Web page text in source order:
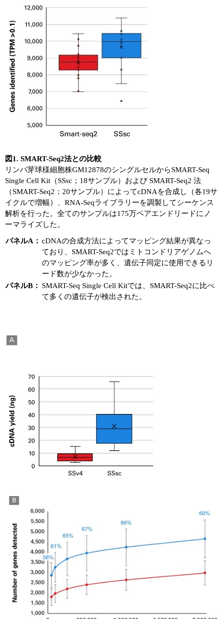
図1. SMART-Seq2法との比較
リンパ芽球様細胞株GM12878のシングルセルからSMART-Seq
Single Cell Kit（SSsc；18サンプル）および SMART-Seq2 法
（SMART-Seq2；20サンプル）によってcDNAを合成し（各19サ
イクルで増幅）、RNA-Seqライブラリーを調製してシーケンス
解析を行った。全てのサンプルは175万ペアエンドリードにノ
ーマライズした。
パネルA： cDNAの合成方法によってマッピング結果が異なっ
ており、SMART-Seq2ではミトコンドリアゲノムへ
のマッピング率が多く、遺伝子同定に使用できるリ
ード数が少なかった。
パネルB：
SMART-Seq Single Cell Kitでは、SMART-Seq2に比べ
て多くの遺伝子が検出された。